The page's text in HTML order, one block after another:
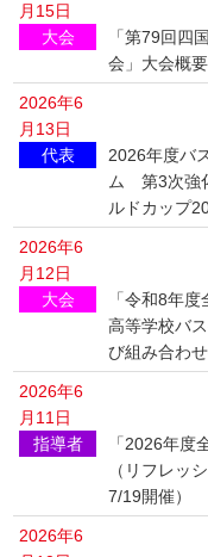
月15日
大会
「第79回四
会」大会概
2026年6
月13日
代表
2026年度バ
ム 第3次強
ルドカップ
2026年6
月12日
大会
「令和8年
高等学校バ
び組み合わ
2026年6
月11日
指導者
「2026年度
（リフレッ
7/19開催）
2026年6